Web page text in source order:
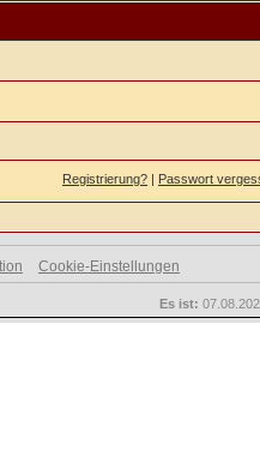
Registrierung? | Passwort
Cookie-Einstellungen
Es ist: